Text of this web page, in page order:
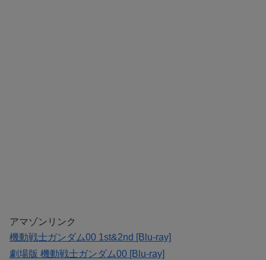
アマゾンリンク
機動戦士ガンダム00 1st&2nd [Blu-ray]
劇場版 機動戦士ガンダム00 [Blu-ray]